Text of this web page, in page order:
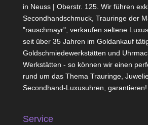
in Neuss | Oberstr. 125. Wir führen
Secondhandschmuck, Trauringe der
"rauschmayr", verkaufen seltene
seit über 35 Jahren im Goldankauf
Goldschmiedewerkstätten und
Werkstätten - so können wir einen
rund um das Thema Trauringe,
Secondhand-Luxusuhren, garantieren!
Service